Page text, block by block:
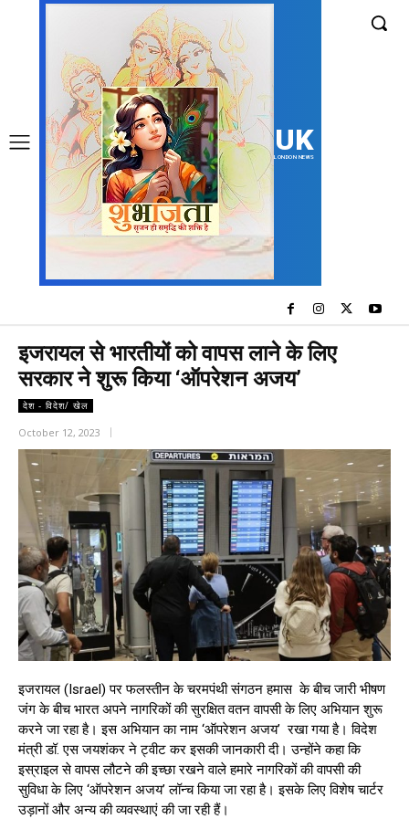
UK
LONDON NEWS
इजरायल से भारतीयों को वापस लाने के लिए
सरकार ने शुरू किया ‘ऑपरेशन अजय’
देश - विदेश/ खेल
October 12, 2023
इजरायल (Israel) पर फलस्तीन के चरमपंथी संगठन हमास के बीच जारी भीषण
जंग के बीच भारत अपने नागरिकों की सुरक्षित वतन वापसी के लिए अभियान शुरू
करने जा रहा है। इस अभियान का नाम ‘ऑपरेशन अजय’ रखा गया है। विदेश
मंत्री डॉ. एस जयशंकर ने ट्वीट कर इसकी जानकारी दी। उन्होंने कहा कि
इस्राइल से वापस लौटने की इच्छा रखने वाले हमारे नागरिकों की वापसी की
सुविधा के लिए ‘ऑपरेशन अजय’ लॉन्च किया जा रहा है। इसके लिए विशेष चार्टर
उड़ानों और अन्य की व्यवस्थाएं की जा रही हैं।